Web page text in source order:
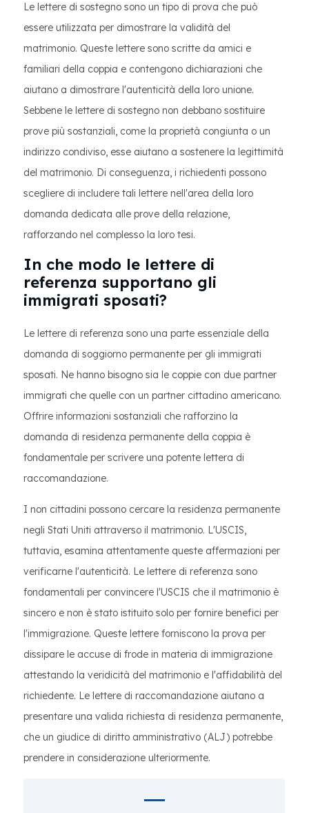
Le lettere di sostegno sono un tipo di prova che può
essere utilizzata per dimostrare la validità del
matrimonio. Queste lettere sono scritte da amici e
familiari della coppia e contengono dichiarazioni che
aiutano a dimostrare l'autenticità della loro unione.
Sebbene le lettere di sostegno non debbano sostituire
prove più sostanziali, come la proprietà congiunta o un
indirizzo condiviso, esse aiutano a sostenere la legittimità
del matrimonio. Di conseguenza, i richiedenti possono
scegliere di includere tali lettere nell'area della loro
domanda dedicata alle prove della relazione,
rafforzando nel complesso la loro tesi.
In che modo le lettere di
referenza supportano gli
immigrati sposati?
Le lettere di referenza sono una parte essenziale della
domanda di soggiorno permanente per gli immigrati
sposati. Ne hanno bisogno sia le coppie con due partner
immigrati che quelle con un partner cittadino americano.
Offrire informazioni sostanziali che rafforzino la
domanda di residenza permanente della coppia è
fondamentale per scrivere una potente lettera di
raccomandazione.
I non cittadini possono cercare la residenza permanente
negli Stati Uniti attraverso il matrimonio. L'USCIS,
tuttavia, esamina attentamente queste affermazioni per
verificarne l'autenticità. Le lettere di referenza sono
fondamentali per convincere l'USCIS che il matrimonio è
sincero e non è stato istituito solo per fornire benefici per
l'immigrazione. Queste lettere forniscono la prova per
dissipare le accuse di frode in materia di immigrazione
attestando la veridicità del matrimonio e l'affidabilità del
richiedente. Le lettere di raccomandazione aiutano a
presentare una valida richiesta di residenza permanente,
che un giudice di diritto amministrativo (ALJ) potrebbe
prendere in considerazione ulteriormente.